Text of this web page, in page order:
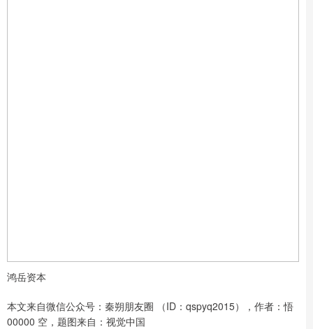
鸿岳资本
本文来自微信公众号：秦朔朋友圈 （ID：qspyq2015），作者：悟
00000 空，题图来自：视觉中国